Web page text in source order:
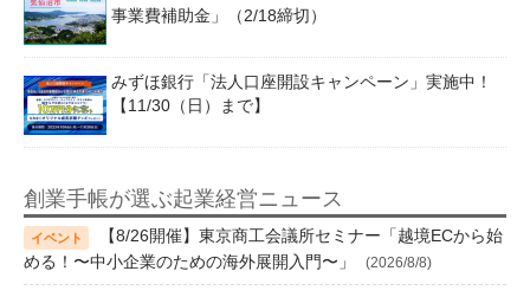
事業費補助金」（2/18締切）
みずほ銀行「法人口座開設キャンペーン」実施中！
【11/30（日）まで】
創業手帳が選ぶ起業経営ニュース
【8/26開催】東京商工会議所セミナー「越境ECから始
める！〜中小企業のための海外展開入門〜」
(2026/8/8)